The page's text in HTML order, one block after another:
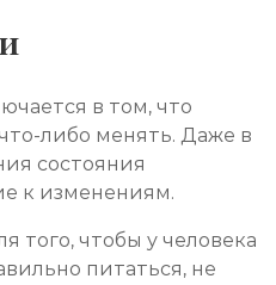
в том, что
либо менять. Даже в
состояния
к изменениям.
того, чтобы у человека
питаться, не